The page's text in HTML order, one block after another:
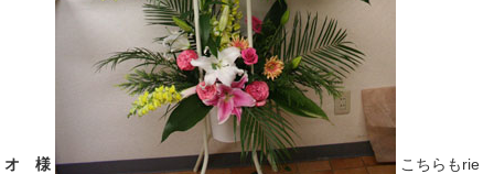
オ 様
こちらもrie